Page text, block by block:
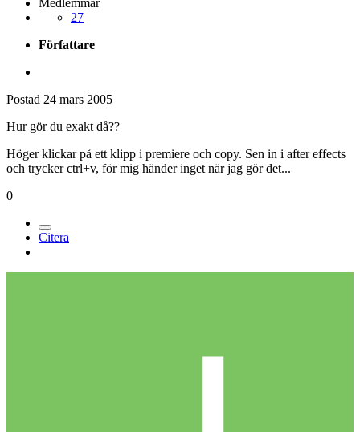
27
Författare
Postad 24 mars 2005
Hur gör du exakt då??
Höger klickar på ett klipp i premiere och copy. Sen in i after effects
och trycker ctrl+v, för mig händer inget när jag gör det...
0
Citera